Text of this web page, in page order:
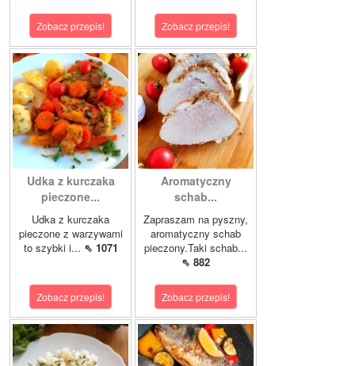
Zobacz przepis! Zobacz przepis!
Udka z kurczaka
pieczone...
Udka z kurczaka
pieczone z warzywami
to szybki i... ⇖ 1071
Zobacz przepis!
Aromatyczny
schab...
Zapraszam na pyszny,
aromatyczny schab
pieczony.Taki schab...
⇖ 882
Zobacz przepis!